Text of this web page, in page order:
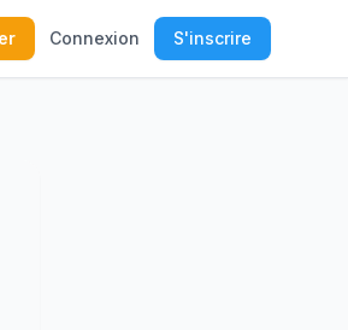
Connexion S'inscrire